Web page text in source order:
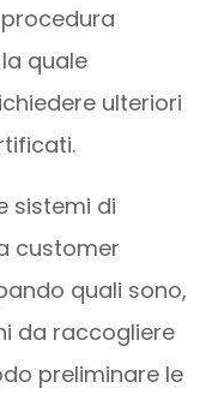
quale
ulteriori
sistemi di
customer
quali sono,
da raccogliere
preliminare le